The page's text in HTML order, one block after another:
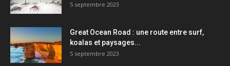
5 septembre 2023
Great Ocean Road : une route entre surf,
koalas et paysages...
5 septembre 2023